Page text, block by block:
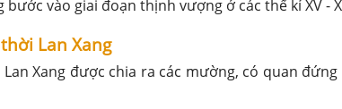
bước vào giai đoạn thịnh vượng ở các thế kỉ XV -
Lan Xang
Xang được chia ra các mường, có quan